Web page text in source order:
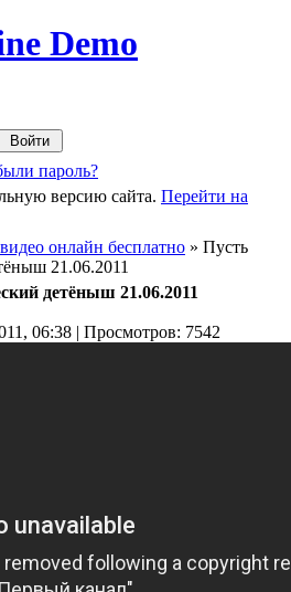
Demo
пароль?
версию сайта. Перейти на
онлайн бесплатно » Пусть
21.06.2011
детёныш 21.06.2011
06:38 | Просмотров: 7542